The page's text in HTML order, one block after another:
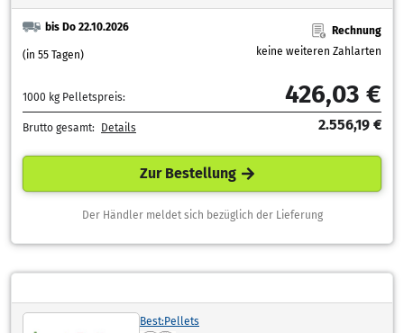
bis Do 22.10.2026
(in 55 Tagen)
Rechnung
keine weiteren Zahlarten
1000 kg Pelletspreis: 426,03 €
Brutto gesamt: Details 2.556,19 €
Zur Bestellung
Der Händler meldet sich bezüglich der Lieferung
Best:Pellets